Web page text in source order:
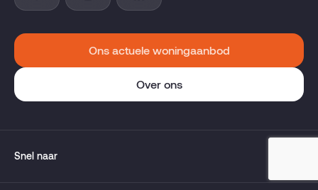
Ons actuele woningaanbod
Over ons
Snel naar